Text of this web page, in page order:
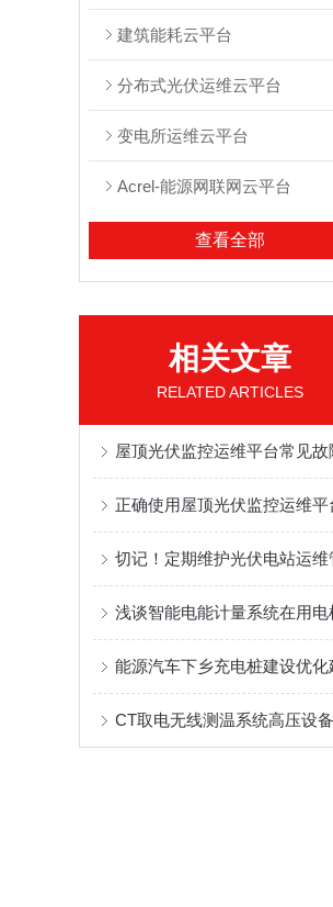
建筑能耗云平台
分布式光伏运维云平台
变电所运维云平台
Acrel-能源网联网云平台
查看全部
相关文章
RELATED ARTICLES